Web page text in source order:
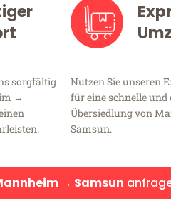
sorgfältig
→
Nutzen Sie unseren
für eine schnelle und
Übersiedlung von
Samsun.
→ Samsun